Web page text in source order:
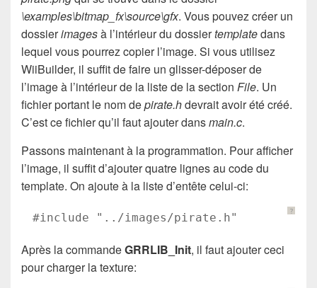
\examples\bitmap_fx\source\gfx. Vous pouvez créer un
dossierimagesà l’intérieur du dossiertemplatedans
lequel vous pourrez copier l’image. Si vous utilisez
WiiBuilder, il suffit de faire un glisser-déposer de
l’image à l’intérieur de la liste de la section File. Un
fichier portant le nom depirate.hdevrait avoir été créé.
C’est ce fichier qu’il faut ajouter dansmain.c.
Passons maintenant à la programmation. Pour afficher
l’image, il suffit d’ajouter quatre lignes au code du
template. On ajoute à la liste d’entête celui-ci:
?
#include "../images/pirate.h"
Après la commandeGRRLIB_Init, il faut ajouter ceci
pour charger la texture: